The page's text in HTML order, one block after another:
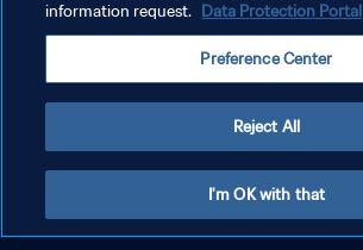
POLÍTICA DE PRIVACIDAD
TÉRMINOS DE SERVICIO
AJUSTAR LA CONFIGURACIÓN DE LAS COOKIES
information request. Data Protection Portal
Preference Center
Reject All
I'm OK with that